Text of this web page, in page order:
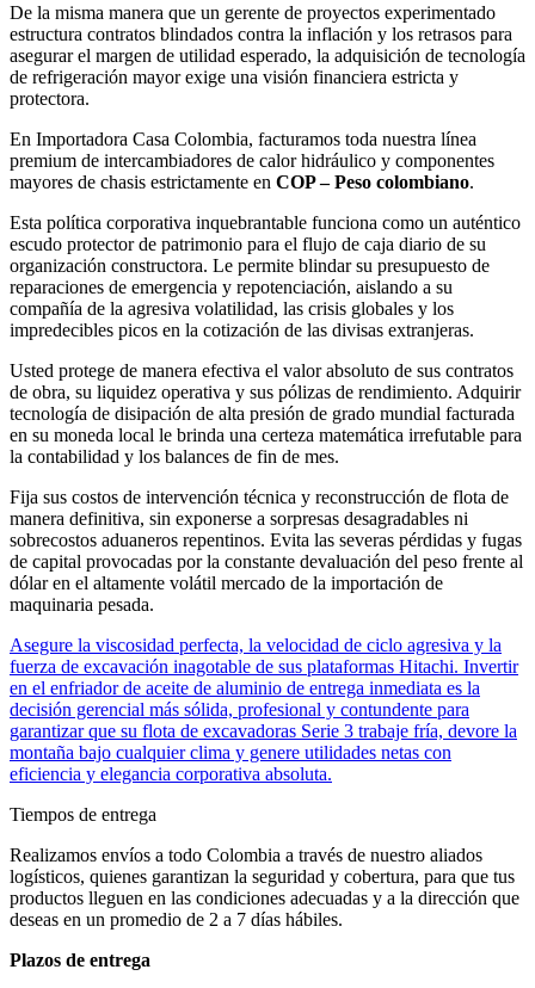
De la misma manera que un gerente de proyectos experimentado
estructura contratos blindados contra la inflación y los retrasos para
asegurar el margen de utilidad esperado, la adquisición de tecnología
de refrigeración mayor exige una visión financiera estricta y
protectora.
En Importadora Casa Colombia, facturamos toda nuestra línea
premium de intercambiadores de calor hidráulico y componentes
mayores de chasis estrictamente en COP – Peso colombiano.
Esta política corporativa inquebrantable funciona como un auténtico
escudo protector de patrimonio para el flujo de caja diario de su
organización constructora. Le permite blindar su presupuesto de
reparaciones de emergencia y repotenciación, aislando a su
compañía de la agresiva volatilidad, las crisis globales y los
impredecibles picos en la cotización de las divisas extranjeras.
Usted protege de manera efectiva el valor absoluto de sus contratos
de obra, su liquidez operativa y sus pólizas de rendimiento. Adquirir
tecnología de disipación de alta presión de grado mundial facturada
en su moneda local le brinda una certeza matemática irrefutable para
la contabilidad y los balances de fin de mes.
Fija sus costos de intervención técnica y reconstrucción de flota de
manera definitiva, sin exponerse a sorpresas desagradables ni
sobrecostos aduaneros repentinos. Evita las severas pérdidas y fugas
de capital provocadas por la constante devaluación del peso frente al
dólar en el altamente volátil mercado de la importación de
maquinaria pesada.
Asegure la viscosidad perfecta, la velocidad de ciclo agresiva y la
fuerza de excavación inagotable de sus plataformas Hitachi. Invertir
en el enfriador de aceite de aluminio de entrega inmediata es la
decisión gerencial más sólida, profesional y contundente para
garantizar que su flota de excavadoras Serie 3 trabaje fría, devore la
montaña bajo cualquier clima y genere utilidades netas con
eficiencia y elegancia corporativa absoluta.
Tiempos de entrega
Realizamos envíos a todo Colombia a través de nuestro aliados
logísticos, quienes garantizan la seguridad y cobertura, para que tus
productos lleguen en las condiciones adecuadas y a la dirección que
deseas en un promedio de 2 a 7 días hábiles.
Plazos de entrega